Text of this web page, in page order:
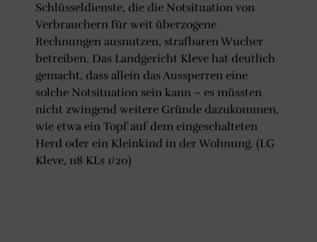
Schlüsseldienste, die die Notsituation von
Verbrauchern für weit überzogene
Rechnungen ausnutzen, strafbaren Wucher
betreiben. Das Landgericht Kleve hat deutlich
gemacht, dass allein das Aussperren eine
solche Notsituation sein kann – es müssten
nicht zwingend weitere Gründe dazukommen,
wie etwa ein Topf auf dem eingeschalteten
Herd oder ein Kleinkind in der Wohnung. (LG
Kleve, 118 KLs 1/20)